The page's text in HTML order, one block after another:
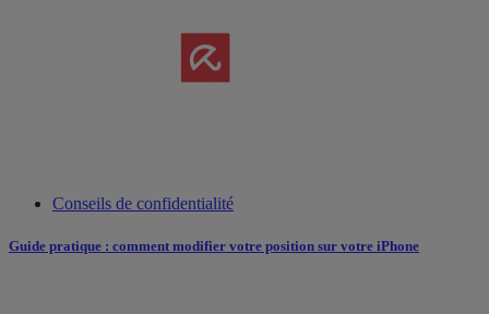
Conseils de confidentialité
Guide pratique : comment modifier votre position sur votre iPhone